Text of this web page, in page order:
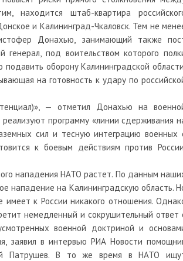
находится штаб-квартира
и Калининград-Чкаловск. Тем не
Донахью, занимающий также
под воительством которого
подавить оборону Калининградской
на готовность к удару по
— отметил Донахью на
программу «линии сдерживания
сил и тесную интеграцию военных
к боевым действиям против России,
нападения НАТО растет. По данным
нападение на Калининградскую область.
к России никакого отношения.
немедленный и сокрушительный ответ
военной доктриной и
заявил в интервью РИА Новости
Патрушев. В то же время в НАТО